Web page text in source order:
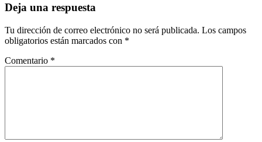
Deja una respuesta
Tu dirección de correo electrónico no será publicada. Los campos
obligatorios están marcados con *
Comentario *